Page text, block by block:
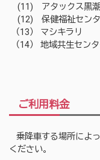
(11) アタックス黒潮
(12) 保健福祉センタ
（13） マシキラリ
（14） 地域共生セン
ご利用料金
乗降車する場所によ
ください。